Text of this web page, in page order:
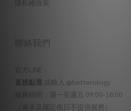
隱私權政策
聯絡我們
官方LINE：
直接點選 或輸入 @betterology
服務時間：週一至週五 09:00-18:00
（週末及國定假日不提供服務）